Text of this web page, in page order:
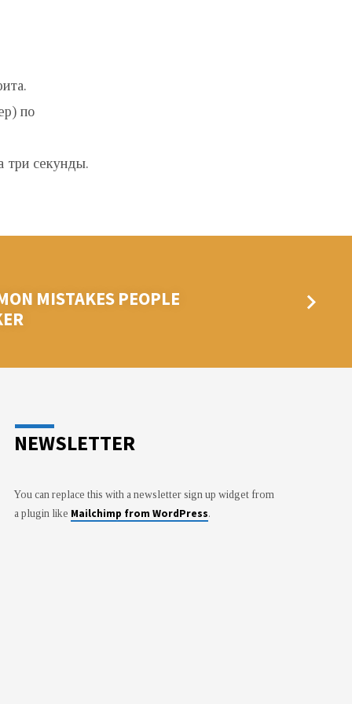
по
три секунды.
MISTAKES PEOPLE
NEWSLETTER
You can replace this with a newsletter sign up widget from
a plugin like Mailchimp from WordPress.